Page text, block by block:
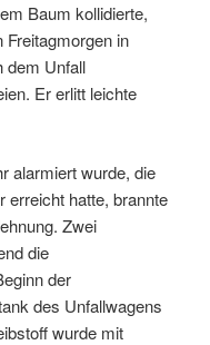
Baum kollidierte,
Freitagmorgen in
dem Unfall
Er erlitt leichte
alarmiert wurde, die
erreicht hatte, brannte
Zwei
die
der
des Unfallwagens
wurde mit